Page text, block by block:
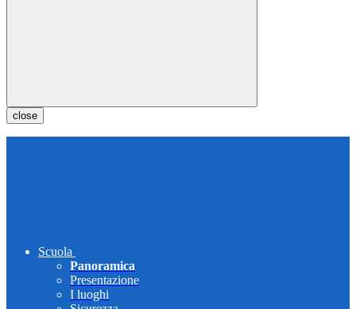
close
Scuola
Panoramica
Presentazione
I luoghi